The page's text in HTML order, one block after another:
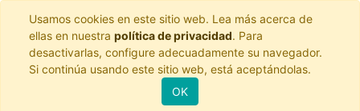
Usamos cookies en este sitio web. Lea más acerca de
ellas en nuestra política de privacidad. Para
desactivarlas, configure adecuadamente su navegador.
Si continúa usando este sitio web, está aceptándolas.
OK